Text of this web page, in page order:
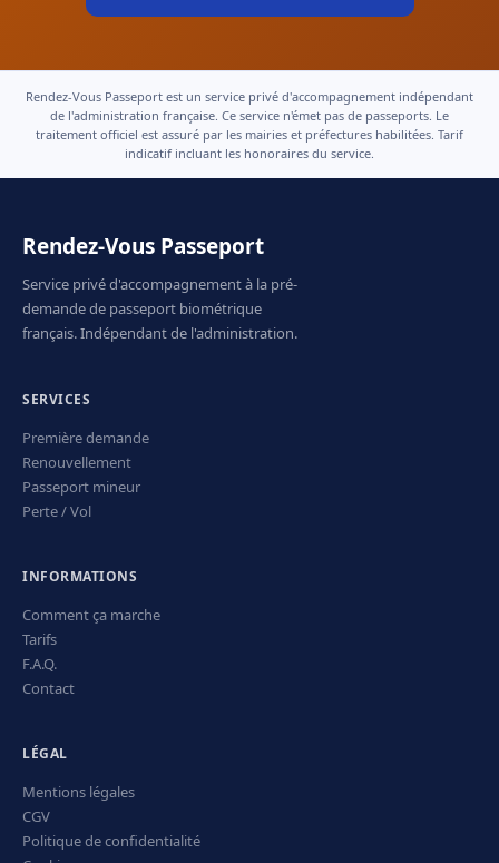
Rendez-Vous Passeport est un service privé d'accompagnement indépendant
de l'administration française. Ce service n'émet pas de passeports. Le
traitement officiel est assuré par les mairies et préfectures habilitées. Tarif
indicatif incluant les honoraires du service.
Rendez-Vous Passeport
Service privé d'accompagnement à la pré-
demande de passeport biométrique
français. Indépendant de l'administration.
SERVICES
Première demande
Renouvellement
Passeport mineur
Perte / Vol
INFORMATIONS
Comment ça marche
Tarifs
F.A.Q.
Contact
LÉGAL
Mentions légales
CGV
Politique de confidentialité